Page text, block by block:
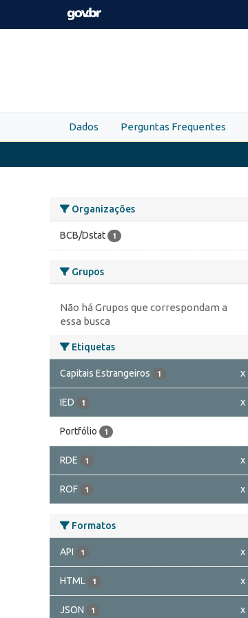
Skip to main content
Dados Perguntas Frequentes
Organizações
BCB/Dstat 1
Grupos
Não há Grupos que correspondam a
essa busca
Etiquetas
Capitais Estrangeiros 1 x
IED 1 x
Portfólio 1
RDE 1 x
ROF 1 x
Formatos
API 1 x
HTML 1 x
JSON 1 x